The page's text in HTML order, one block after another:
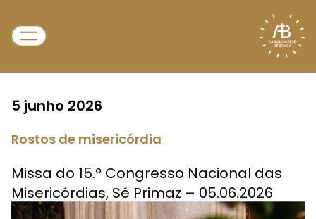
5 junho 2026
Rostos de misericórdia
Missa do 15.º Congresso Nacional das
Misericórdias, Sé Primaz – 05.06.2026